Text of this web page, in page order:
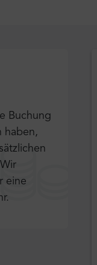
Buchung
haben,
eine